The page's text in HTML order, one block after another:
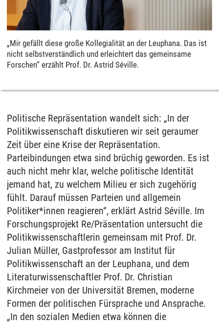
„Mir gefällt diese große Kollegialität an der Leuphana. Das ist
nicht selbstverständlich und erleichtert das gemeinsame
Forschen“ erzählt Prof. Dr. Astrid Séville.
Politische Repräsentation wandelt sich: „In der
Politikwissenschaft diskutieren wir seit geraumer
Zeit über eine Krise der Repräsentation.
Parteibindungen etwa sind brüchig geworden. Es ist
auch nicht mehr klar, welche politische Identität
jemand hat, zu welchem Milieu er sich zugehörig
fühlt. Darauf müssen Parteien und allgemein
Politiker*innen reagieren“, erklärt Astrid Séville. Im
Forschungsprojekt Re/Präsentation untersucht die
Politikwissenschaftlerin gemeinsam mit Prof. Dr.
Julian Müller, Gastprofessor am Institut für
Politikwissenschaft an der Leuphana, und dem
Literaturwissenschaftler Prof. Dr. Christian
Kirchmeier von der Universität Bremen, moderne
Formen der politischen Fürsprache und Ansprache.
„In den sozialen Medien etwa können die